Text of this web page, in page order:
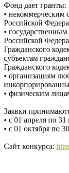
Фонд дает гранты:
• некоммерческим
Российской
•
Российской
Гражданского
субъектам
Гражданского
• организациям
• физическим
Заявки
• с 01 апреля по
• с 01 октября по
Сайт конкурса: